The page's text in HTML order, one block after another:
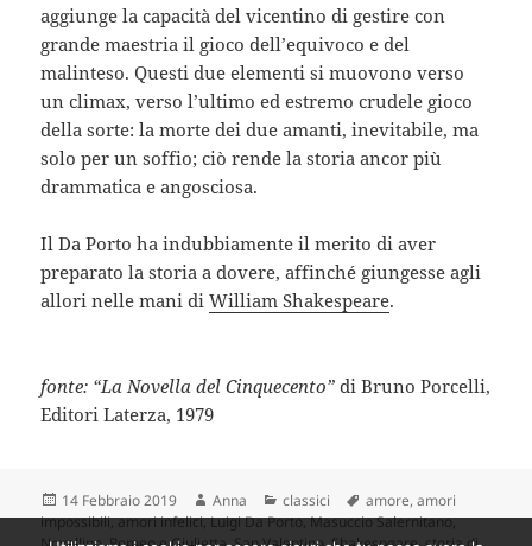
aggiunge la capacità del vicentino di gestire con
grande maestria il gioco dell’equivoco e del
malinteso. Questi due elementi si muovono verso
un climax, verso l’ultimo ed estremo crudele gioco
della sorte: la morte dei due amanti, inevitabile, ma
solo per un soffio; ciò rende la storia ancor più
drammatica e angosciosa.
Il Da Porto ha indubbiamente il merito di aver
preparato la storia a dovere, affinché giungesse agli
allori nelle mani diWilliam Shakespeare.
fonte: “La Novella del Cinquecento”di Bruno Porcelli,
Editori Laterza, 1979
Scritto
il
14 Febbraio 2019 Autore
Anna Categorie
classici Tag
amore,amori
impossibili,amori infelici,Luigi Da Porto,Masuccio Salernitano,